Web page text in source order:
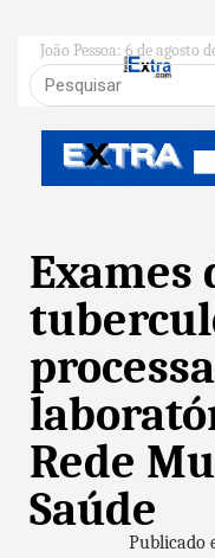
João Pessoa: 6 de agosto
Exames
Rede
Saúde
Publicado